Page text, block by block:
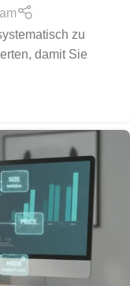
zu
damit Sie